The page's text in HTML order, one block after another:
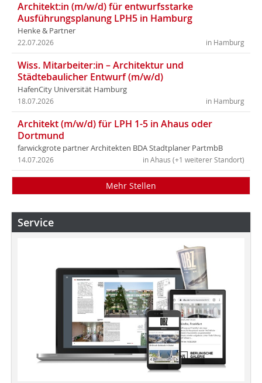
Architekt:in (m/w/d) für entwurfsstarke
Ausführungsplanung LPH5 in Hamburg
Henke & Partner
in Hamburg
22.07.2026
Wiss. Mitarbeiter:in – Architektur und
Städtebaulicher Entwurf (m/w/d)
HafenCity Universität Hamburg
in Hamburg
18.07.2026
Architekt (m/w/d) für LPH 1-5 in Ahaus oder
Dortmund
farwickgrote partner Architekten BDA Stadtplaner PartmbB
in Ahaus (+1 weiterer Standort)
14.07.2026
Mehr Stellen
Service